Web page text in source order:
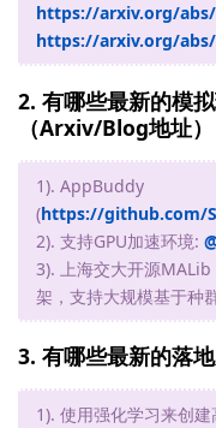
https://arxiv.org/abs/
https://arxiv.org/abs/
2. 有哪些最新的模
（Arxiv/Blog地址）
1). AppBuddy
(https://github.com/
2). 支持GPU加速环境:
3). 上海交大开源MALib
架，支持大规模基于种
3. 有哪些最新的落
1). 使用强化学习来创建